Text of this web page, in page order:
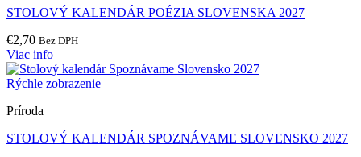
STOLOVÝ KALENDÁR POÉZIA SLOVENSKA 2027
€2,70 Bez DPH
Viac info
Rýchle zobrazenie
Príroda
STOLOVÝ KALENDÁR SPOZNÁVAME SLOVENSKO 2027